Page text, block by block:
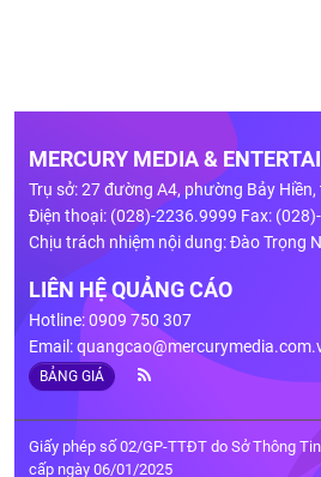
MERCURY MEDIA &
Trụ sở: 27 đường A4, phường Bảy
Điện thoại: (028)-2236.9999 Fax:
Chịu trách nhiệm nội dung: Đào Trọng
LIÊN HỆ QUẢNG CÁO
Hotline: 0909 750 307
Email:
BẢNG GIÁ
Giấy phép số 02/GP-TTĐT do Sở Thông
cấp ngày 06/01/2025